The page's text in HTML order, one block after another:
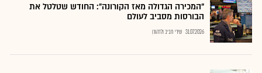
"המכירה הגדולה מאז הקורונה": החודש שטלטל את
הבורסות מסביב לעולם
31.07.2026 שירי חביב ולדהורן